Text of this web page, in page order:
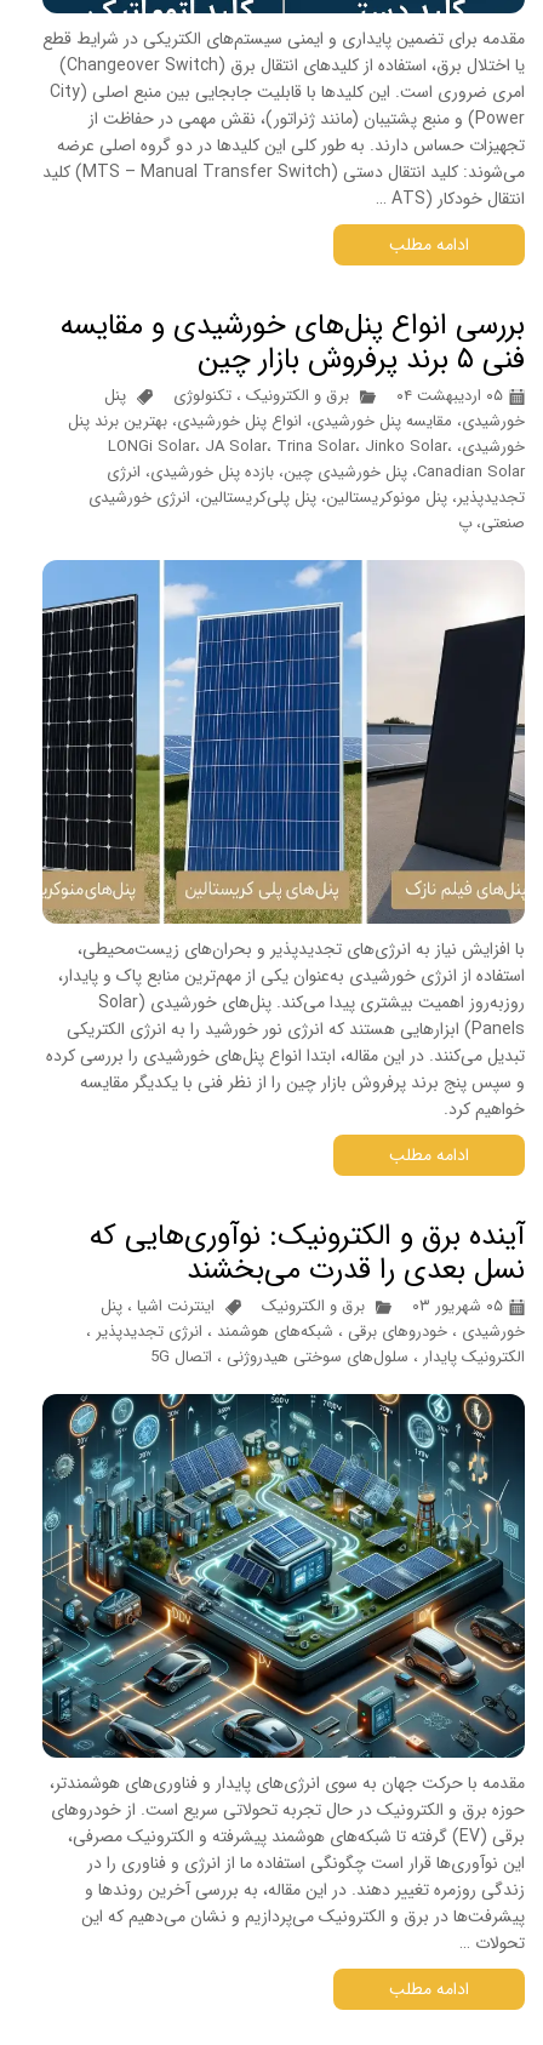
مقدمه برای تضمین پایداری و ایمنی سیستم‌های الکتریکی در شرایط قطع
یا اختلال برق، استفاده از کلیدهای انتقال برق (Changeover Switch)
امری ضروری است. این کلیدها با قابلیت جابجایی بین منبع اصلی (City
Power) و منبع پشتیبان (مانند ژنراتور)، نقش مهمی در حفاظت از
تجهیزات حساس دارند. به طور کلی این کلیدها در دو گروه اصلی عرضه
می‌شوند: کلید انتقال دستی (MTS – Manual Transfer Switch) کلید
انتقال خودکار (ATS …
ادامه مطلب
بررسی انواع پنل‌های خورشیدی و مقایسه
فنی ۵ برند پرفروش بازار چین
۰۵ اردیبهشت ۰۴ برق و الکترونیک ، تکنولوژی
پنل
خورشیدی، مقایسه پنل خورشیدی، انواع پنل خورشیدی، بهترین برند پنل
خورشیدی، LONGi Solar، JA Solar، Trina Solar، Jinko Solar،
Canadian Solar، پنل خورشیدی چین، بازده پنل خورشیدی، انرژی
تجدیدپذیر، پنل مونوکریستالین، پنل پلی‌کریستالین، انرژی خورشیدی
صنعتی، پ
با افزایش نیاز به انرژی‌های تجدیدپذیر و بحران‌های زیست‌محیطی،
استفاده از انرژی خورشیدی به‌عنوان یکی از مهم‌ترین منابع پاک و پایدار،
روز‌به‌روز اهمیت بیشتری پیدا می‌کند. پنل‌های خورشیدی (Solar
Panels) ابزارهایی هستند که انرژی نور خورشید را به انرژی الکتریکی
تبدیل می‌کنند. در این مقاله، ابتدا انواع پنل‌های خورشیدی را بررسی کرده
و سپس پنج برند پرفروش بازار چین را از نظر فنی با یکدیگر مقایسه
خواهیم کرد.
ادامه مطلب
آینده برق و الکترونیک: نوآوری‌هایی که
نسل بعدی را قدرت می‌بخشند
۰۵ شهریور ۰۳ برق و الکترونیک اینترنت اشیا ، پنل
خورشیدی ، خودروهای برقی ، شبکه‌های هوشمند ، انرژی تجدیدپذیر ،
الکترونیک پایدار ، سلول‌های سوختی هیدروژنی ، اتصال 5G
مقدمه با حرکت جهان به سوی انرژی‌های پایدار و فناوری‌های هوشمندتر،
حوزه برق و الکترونیک در حال تجربه تحولاتی سریع است. از خودروهای
برقی (EV) گرفته تا شبکه‌های هوشمند پیشرفته و الکترونیک مصرفی،
این نوآوری‌ها قرار است چگونگی استفاده ما از انرژی و فناوری را در
زندگی روزمره تغییر دهند. در این مقاله، به بررسی آخرین روندها و
پیشرفت‌ها در برق و الکترونیک می‌پردازیم و نشان می‌دهیم که این
تحولات …
ادامه مطلب